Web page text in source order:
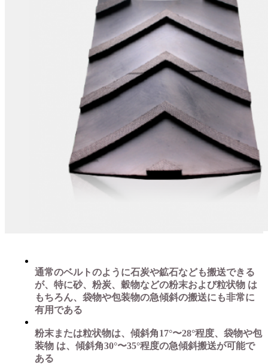
通常のベルトのように石炭や鉱石なども搬送できる
が、特に砂、粉炭、穀物などの粉末および粒状物 は
もちろん、袋物や包装物の急傾斜の搬送にも非常に
有用である
粉末または粒状物は、傾斜角17°〜28°程度、袋物や包
装物 は、傾斜角30°〜35°程度の急傾斜搬送が可能で
ある